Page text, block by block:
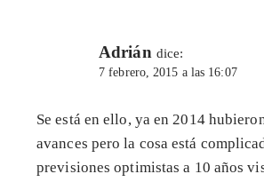
Adrián dice:
7 febrero, 2015 a las 16:07
Se está en ello, ya en 2014
avances pero la cosa está
previsiones optimistas a 10 años